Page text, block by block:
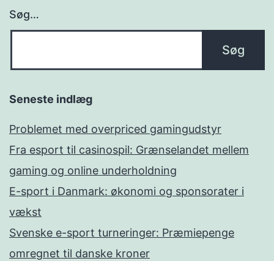
Søg…
Seneste indlæg
Problemet med overpriced gamingudstyr
Fra esport til casinospil: Grænselandet mellem
gaming og online underholdning
E-sport i Danmark: økonomi og sponsorater i
vækst
Svenske e-sport turneringer: Præmiepenge
omregnet til danske kroner